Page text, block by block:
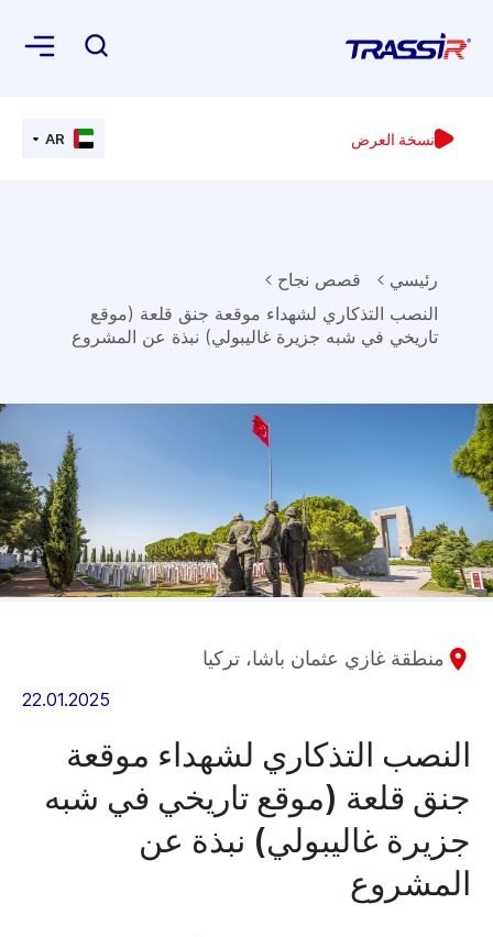
نسخة العرض AR
رئيسي
قصص نجاح
النصب التذكاري لشهداء موقعة جنق قلعة (موقع
تاريخي في شبه جزيرة غاليبولي) نبذة عن المشروع
منطقة غازي عثمان باشا، تركيا
22.01.2025
النصب التذكاري لشهداء موقعة
جنق قلعة (موقع تاريخي في شبه
جزيرة غاليبولي) نبذة عن
المشروع